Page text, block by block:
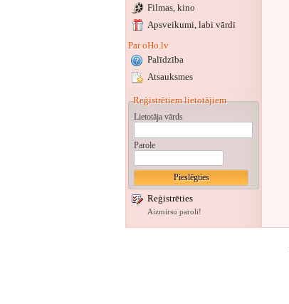
Filmas, kino
Apsveikumi, labi vārdi
Par oHo.lv
Palīdzība
Atsauksmes
Reģistrētiem lietotājiem
Lietotāja vārds
Parole
Reģistrēties
Aizmirsu paroli!